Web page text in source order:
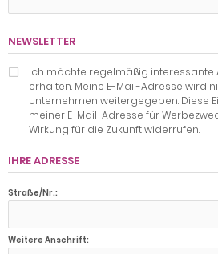
NEWSLETTER
Ich möchte regelmäßig interessante
erhalten. Meine E-Mail-Adresse wird
Unternehmen weitergegeben. Diese
meiner E-Mail-Adresse für
Wirkung für die Zukunft widerrufen.
IHRE ADRESSE
Straße/Nr.:
Weitere Anschrift: